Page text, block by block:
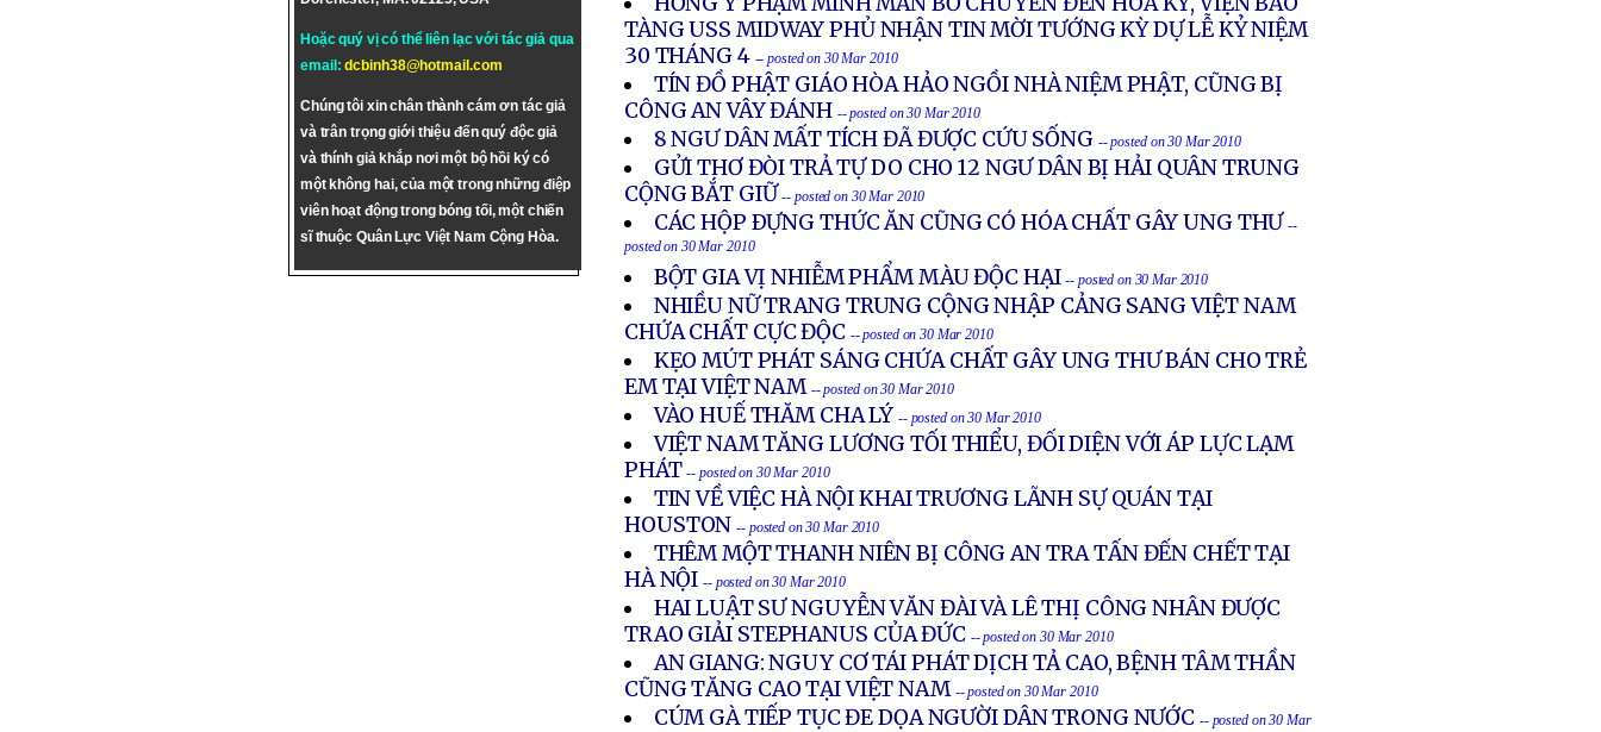
Hoặc quý vị có thể liên lạc với tác giả qua
email:dcbinh38@hotmail.com
Chúng tôi xin chân thành cám ơn tác giả
và trân trọng giới thiệu đến quý độc giả
và thính giả khắp nơi một bộ hồi ký có
một không hai, của một trong những điệp
viên hoạt động trong bóng tối, một chiến
sĩ thuộc Quân Lực Việt Nam Cộng Hòa.
TÀNG USS MIDWAY PHỦ NHẬN TIN MỜI TƯỚNG KỲ DỰ LỄ KỶ NIỆM
30 THÁNG 4 -- posted on 30 Mar 2010
TÍN ĐỒ PHẬT GIÁO HÒA HẢO NGỒI NHÀ NIỆM PHẬT, CŨNG BỊ
CÔNG AN VÂY ĐÁNH -- posted on 30 Mar 2010
8 NGƯ DÂN MẤT TÍCH ĐÃ ĐƯỢC CỨU SỐNG -- posted on 30 Mar 2010
GỬI THƠ ĐÒI TRẢ TỰ DO CHO 12 NGƯ DÂN BỊ HẢI QUÂN TRUNG
CỘNG BẮT GIỮ -- posted on 30 Mar 2010
CÁC HỘP ÐỰNG THỨC ĂN CŨNG CÓ HÓA CHẤT GÂY UNG THƯ --
posted on 30 Mar 2010
BỘT GIA VỊ NHIỄM PHẨM MÀU ĐỘC HẠI -- posted on 30 Mar 2010
NHIỀU NỮ TRANG TRUNG CỘNG NHẬP CẢNG SANG VIỆT NAM
CHỨA CHẤT CỰC ĐỘC -- posted on 30 Mar 2010
KẸO MÚT PHÁT SÁNG CHỨA CHẤT GÂY UNG THƯ BÁN CHO TRẺ
EM TẠI VIỆT NAM -- posted on 30 Mar 2010
VÀO HUẾ THĂM CHA LÝ -- posted on 30 Mar 2010
VIỆT NAM TĂNG LƯƠNG TỐI THIỂU, ĐỐI DIỆN VỚI ÁP LỰC LẠM
PHÁT -- posted on 30 Mar 2010
TIN VỀ VIỆC HÀ NỘI KHAI TRƯƠNG LÃNH SỰ QUÁN TẠI
HOUSTON -- posted on 30 Mar 2010
THÊM MỘT THANH NIÊN BỊ CÔNG AN TRA TẤN ĐẾN CHẾT TẠI
HÀ NỘI -- posted on 30 Mar 2010
HAI LUẬT SƯ NGUYỄN VĂN ĐÀI VÀ LÊ THỊ CÔNG NHÂN ĐƯỢC
TRAO GIẢI STEPHANUS CỦA ĐỨC -- posted on 30 Mar 2010
AN GIANG: NGUY CƠ TÁI PHÁT DỊCH TẢ CAO, BỆNH TÂM THẦN
CŨNG TĂNG CAO TẠI VIỆT NAM -- posted on 30 Mar 2010
CÚM GÀ TIẾP TỤC ĐE DỌA NGƯỜI DÂN TRONG NƯỚC -- posted on 30 Mar